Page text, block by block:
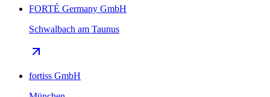
FORTÉ Germany GmbH
Schwalbach am Taunus
fortiss GmbH